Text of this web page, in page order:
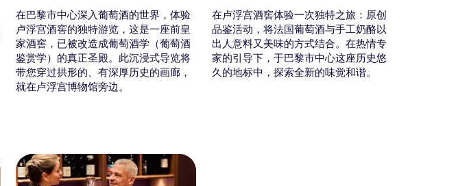
在巴黎市中心深入葡萄酒的世界，体验
卢浮宫酒窖的独特游览，这是一座前皇
家酒窖，已被改造成葡萄酒学（葡萄酒
鉴赏学）的真正圣殿。此沉浸式导览将
带您穿过拱形的、有深厚历史的画廊，
就在卢浮宫博物馆旁边。
在卢浮宫酒窖体验一次独特之旅：原创
品鉴活动，将法国葡萄酒与手工奶酪以
出人意料又美味的方式结合。在热情专
家的引导下，于巴黎市中心这座历史悠
久的地标中，探索全新的味觉和谐。